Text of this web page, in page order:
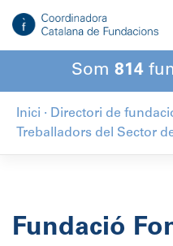
contingut
Som 814
Inici · Directori de
Treballadors del Sector
Fundació